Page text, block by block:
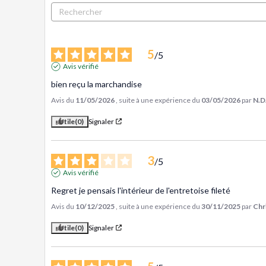
5/5
Avis vérifié
bien reçu la marchandise
Avis du 11/05/2026 , suite à une expérience du 03/05/2026 par N.D.
Utile(0) Signaler
3/5
Avis vérifié
Regret je pensais l'intérieur de l'entretoise fileté
Avis du 10/12/2025 , suite à une expérience du 30/11/2025 par
Utile(0) Signaler